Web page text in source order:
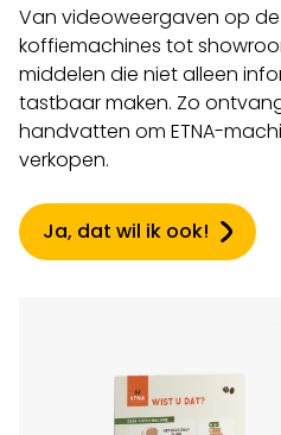
Van videoweergaven op de
koffiemachines tot
middelen die niet alleen
tastbaar maken. Zo
handvatten om ETNA-
verkopen.
Ja, dat wil ik ook!